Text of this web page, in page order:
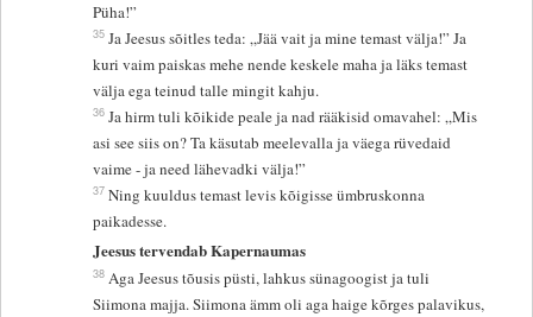
Püha!”
35 Ja Jeesus sõitles teda: „Jää vait ja mine temast välja!” Ja
kuri vaim paiskas mehe nende keskele maha ja läks temast
välja ega teinud talle mingit kahju.
36 Ja hirm tuli kõikide peale ja nad rääkisid omavahel: „Mis
asi see siis on? Ta käsutab meelevalla ja väega rüvedaid
vaime - ja need lähevadki välja!”
37 Ning kuuldus temast levis kõigisse ümbruskonna
paikadesse.
Jeesus tervendab Kapernaumas
38 Aga Jeesus tõusis püsti, lahkus sünagoogist ja tuli
Siimona majja. Siimona ämm oli aga haige kõrges palavikus,